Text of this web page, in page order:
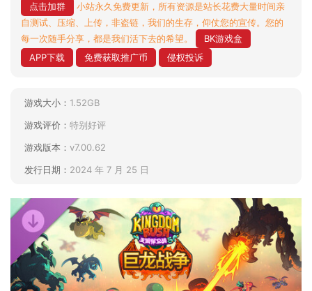
点击加群
小站永久免费更新，所有资源是站长花费大量时间亲
自测试、压缩、上传，非盗链，我们的生存，仰仗您的宣传。您的
每一次随手分享，都是我们活下去的希望。
BK游戏盒
APP下载
免费获取推广币 侵权投诉
游戏大小： 1.52GB
游戏评价： 特别好评
游戏版本： v7.00.62
发行日期： 2024 年 7 月 25 日